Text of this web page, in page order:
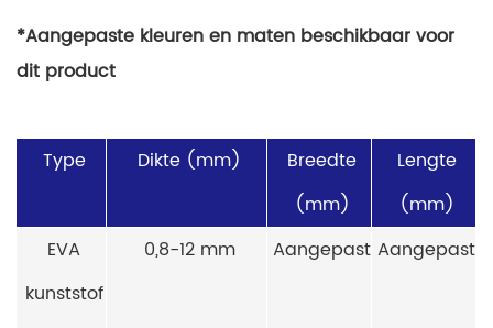
*Aangepaste kleuren en maten beschikbaar voor
dit product
Type Dikte (mm)
Breedte
(mm)
Lengte
(mm)
EVA
kunststof
0,8-12 mm Aangepast Aangepast